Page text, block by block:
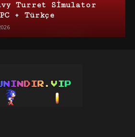
Turret Simulator
+ Türkçe